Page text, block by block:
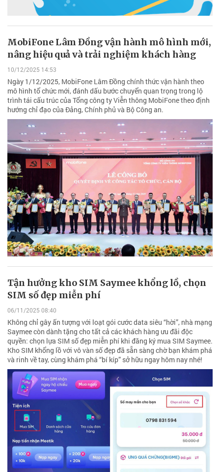
MobiFone Lâm Đồng vận hành mô hình mới,
nâng hiệu quả và trải nghiệm khách hàng
10/12/2025 14:53
Ngày 1/12/2025, MobiFone Lâm Đồng chính thức vận hành theo
mô hình tổ chức mới, đánh dấu bước chuyển quan trọng trong lộ
trình tái cấu trúc của Tổng công ty Viễn thông MobiFone theo định
hướng chỉ đạo của Đảng, Chính phủ và Bộ Công an.
Tận hưởng kho SIM Saymee khổng lồ, chọn
SIM số đẹp miễn phí
06/11/2025 08:40
Không chỉ gây ấn tượng với loạt gói cước data siêu “hời”, nhà mạng
Saymee còn dành tặng cho tất cả các khách hàng ưu đãi độc
quyền: chọn lựa SIM số đẹp miễn phí khi đăng ký mua SIM Saymee.
Kho SIM khổng lồ với vô vàn số đẹp đã sẵn sàng chờ bạn khám phá
và rinh về tay, cùng khám phá “bí kíp” sở hữu ngay hôm nay nhé!